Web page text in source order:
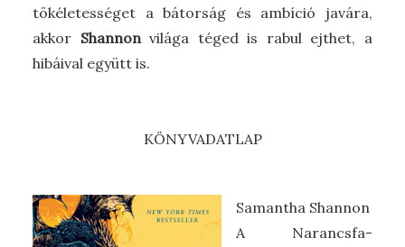
tökéletességet a bátorság és ambíció javára,
akkor Shannonvilága téged is rabul ejthet, a
hibáival együtt is.
KÖNYVADATLAP
Samantha Shannon
A ​Narancsfa-